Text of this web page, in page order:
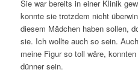
Sie war bereits in einer Klinik
konnte sie trotzdem nicht
diesem Mädchen haben sollen,
sie. Ich wollte auch so sein.
meine Figur so toll wäre,
dünner sein.